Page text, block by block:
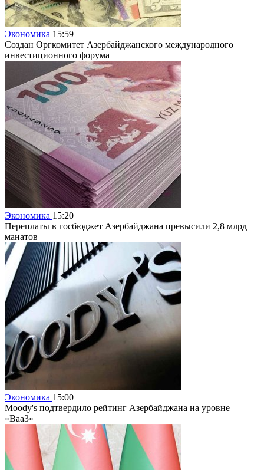
Экономика 15:59
Создан Оргкомитет Азербайджанского международного
инвестиционного форума
Экономика 15:20
Переплаты в госбюджет Азербайджана превысили 2,8 млрд
манатов
Экономика 15:00
Moody's подтвердило рейтинг Азербайджана на уровне
«Baa3»